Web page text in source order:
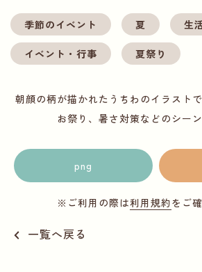
季節のイベント 夏 生
イベント・行事 夏祭り
朝顔の柄が描かれたうちわのイラスト
お祭り、暑さ対策などのシーン
png
※ご利用の際は利用規約をご
一覧へ戻る